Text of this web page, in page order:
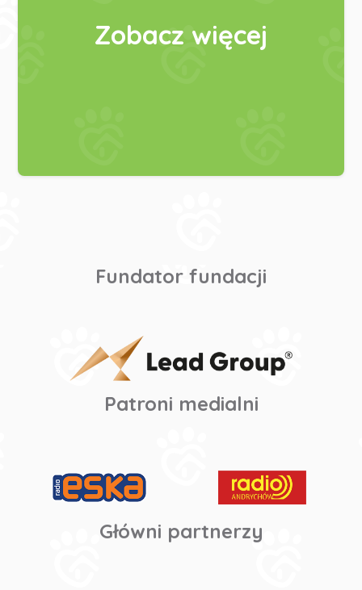
Zobacz więcej
Fundator fundacji
Patroni medialni
Główni partnerzy